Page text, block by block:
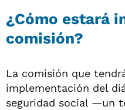
¿Cómo estará
comisión?
La comisión que
implementación del
seguridad social —un